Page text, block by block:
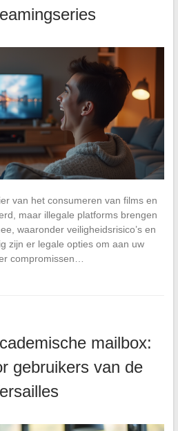
van het consumeren van films en
maar illegale platforms brengen
waaronder veiligheidsrisico’s en
zijn er legale opties om aan uw
compromissen…
mailbox:
gebruikers van de